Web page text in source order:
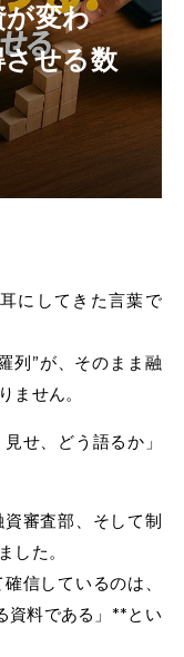
が変わ
せる数
にしてきた言葉で
列”が、そのまま融
ません。
せ、どう語るか」
審査部、そして制
した。
信しているのは、
資料である」**とい